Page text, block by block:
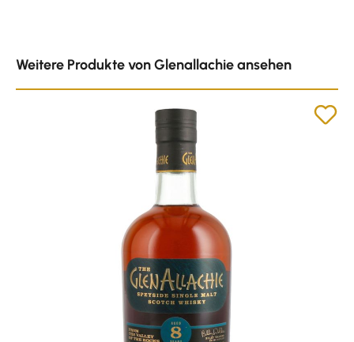
Weitere Produkte von Glenallachie ansehen